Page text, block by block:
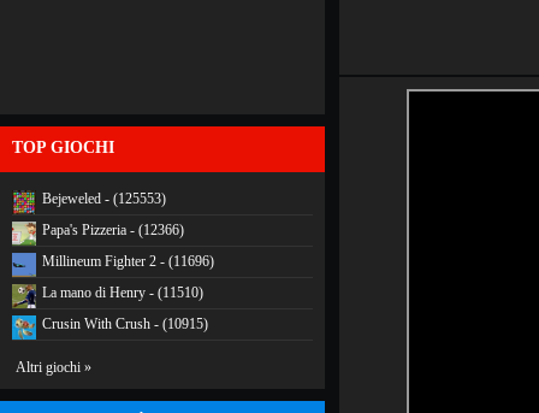
TOP GIOCHI
Bejeweled - (125553)
Papa's Pizzeria - (12366)
Millineum Fighter 2 - (11696)
La mano di Henry - (11510)
Crusin With Crush - (10915)
Altri giochi »